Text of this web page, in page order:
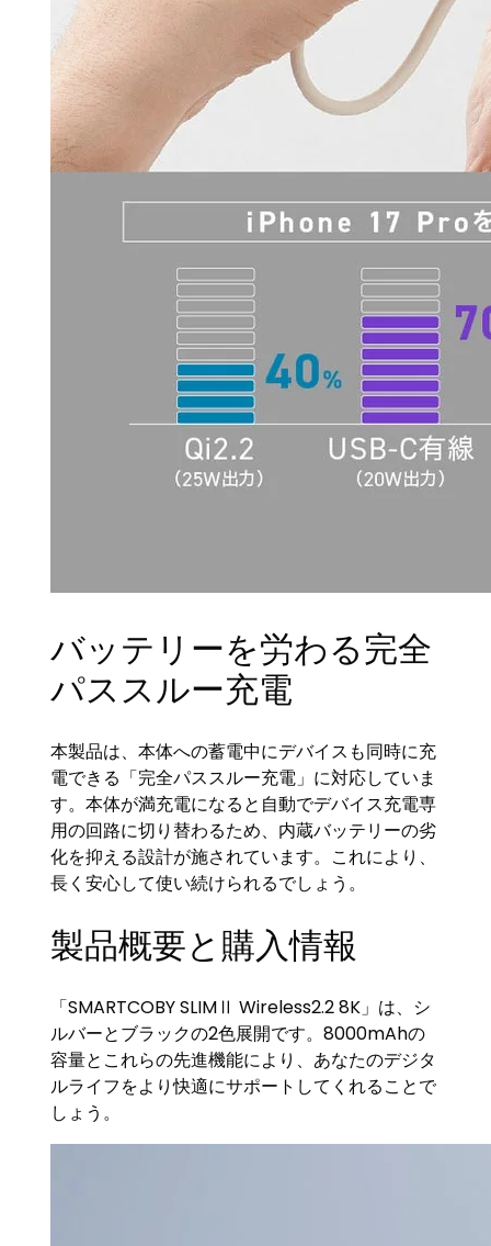
バッテリーを労わる完全
パススルー充電
本製品は、本体への蓄電中にデバイスも同時に充
電できる「完全パススルー充電」に対応していま
す。本体が満充電になると自動でデバイス充電専
用の回路に切り替わるため、内蔵バッテリーの劣
化を抑える設計が施されています。これにより、
長く安心して使い続けられるでしょう。
製品概要と購入情報
「SMARTCOBY SLIMⅡ Wireless2.2 8K」は、シ
ルバーとブラックの2色展開です。8000mAhの
容量とこれらの先進機能により、あなたのデジタ
ルライフをより快適にサポートしてくれることで
しょう。